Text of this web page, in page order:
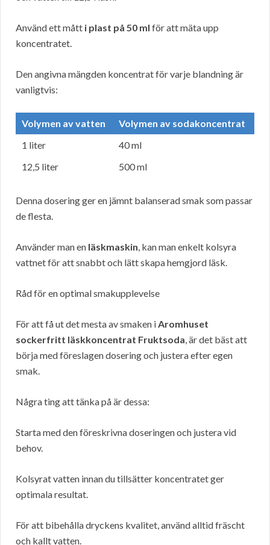
Använd ett mått i plast på 50 ml för att mäta upp
koncentratet.
Den angivna mängden koncentrat för varje blandning är
vanligtvis:
Volymen av vatten
Volymen av sodakoncentrat
1 liter
40 ml
12,5 liter
500 ml
Denna dosering ger en jämnt balanserad smak som passar
de flesta.
Använder man en läskmaskin, kan man enkelt kolsyra
vattnet för att snabbt och lätt skapa hemgjord läsk.
Råd för en optimal smakupplevelse
För att få ut det mesta av smaken iAromhuset
sockerfritt läskkoncentrat Fruktsoda, är det bäst att
börja med föreslagen dosering och justera efter egen
smak.
Några ting att tänka på är dessa:
Starta med den föreskrivna doseringen och justera vid
behov.
Kolsyrat vatten innan du tillsätter koncentratet ger
optimala resultat.
För att bibehålla dryckens kvalitet, använd alltid fräscht
och kallt vatten.